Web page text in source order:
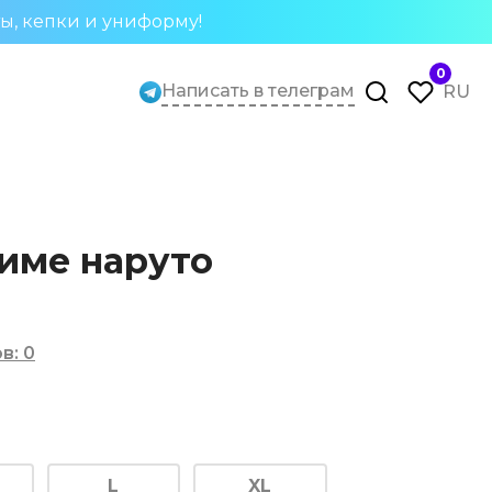
кепки и униформу!
Написать в телеграм
0
RU
наруто
: 0
L XL